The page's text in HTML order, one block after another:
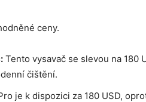
ceny.
Tento vysavač se slevou na 180
čištění.
je k dispozici za 180 USD,